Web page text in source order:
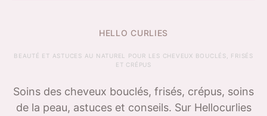
HELLO CURLIES
BEAUTÉ ET ASTUCES AU NATUREL POUR LES CHEVEUX BOUCLÉS, FRISÉS
ET CRÉPUS
Soins des cheveux bouclés, frisés, crépus, soins
de la peau, astuces et conseils. Sur Hellocurlies